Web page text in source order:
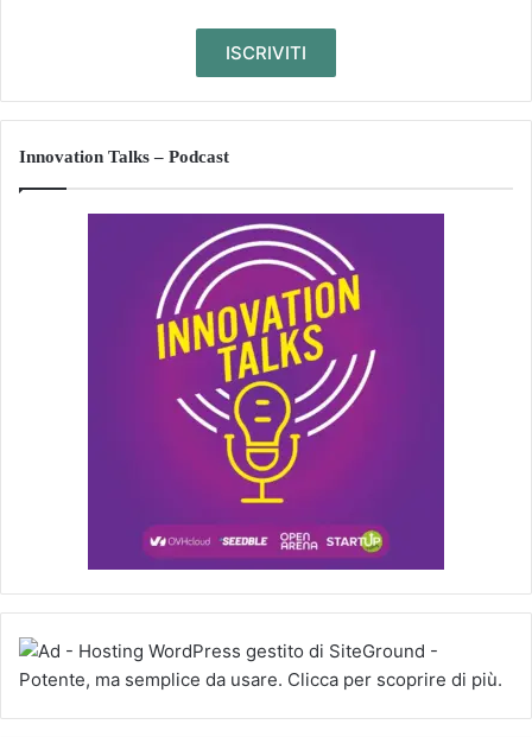
Innovation Talks – Podcast